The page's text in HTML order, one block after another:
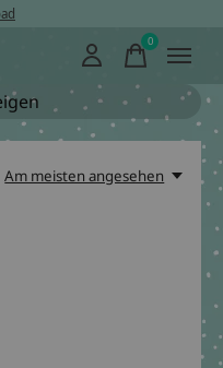
0items
Am meisten angesehen